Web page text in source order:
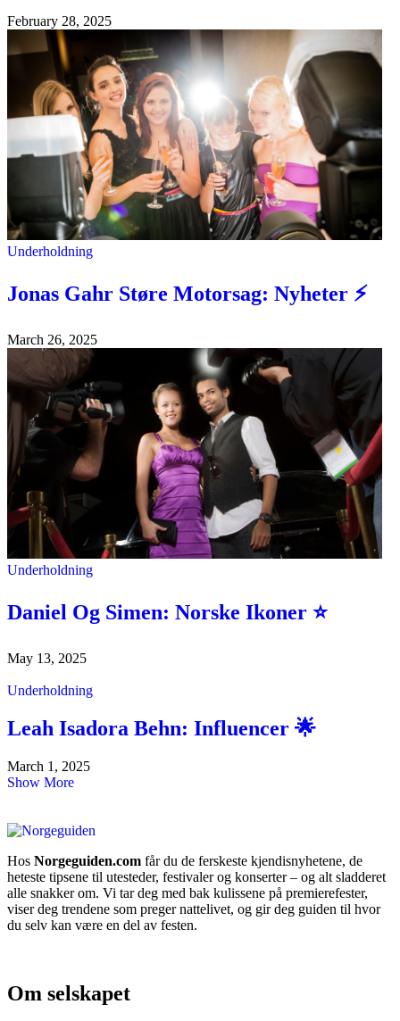
February 28, 2025
Underholdning
Jonas Gahr Støre Motorsag: Nyheter ⚡
March 26, 2025
Underholdning
Daniel Og Simen: Norske Ikoner ⭐
May 13, 2025
Underholdning
Leah Isadora Behn: Influencer 🌟
March 1, 2025
Show More
Hos Norgeguiden.com får du de ferskeste kjendisnyhetene, de
heteste tipsene til utesteder, festivaler og konserter – og alt sladderet
alle snakker om. Vi tar deg med bak kulissene på premierefester,
viser deg trendene som preger nattelivet, og gir deg guiden til hvor
du selv kan være en del av festen.
Om selskapet